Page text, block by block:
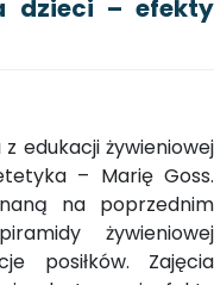
dzieci – efekty
edukacji żywieniowej
– Marię Goss.
na poprzednim
żywieniowej
posiłków. Zajęcia